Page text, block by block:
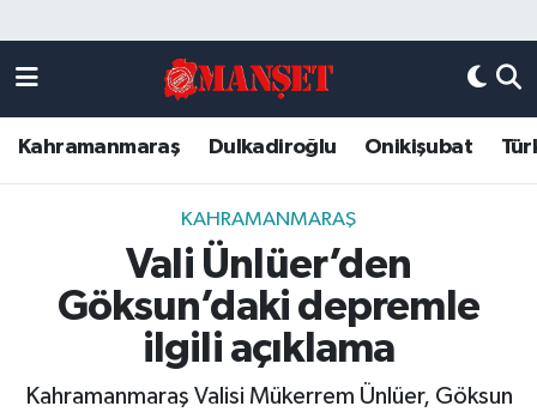
Kahramanmaraş Dulkadiroğlu Onikişubat
KAHRAMANMARAŞ
Vali Ünlüer’den
Göksun’daki depremle
ilgili açıklama
Kahramanmaraş Valisi Mükerrem Ünlüer, Göksun
DULKADİROĞLU
KAHRAMANMARAŞ
ONİKİŞUBAT
ÖZEL HABER
Künye
Kahramanmaraş Nöbetçi Eczaneler
Kahramanmaraş Hava Durumu
Kahramanmaraş Trafik Yoğunluk Haritası
Süper Lig Puan Durumu ve Fikstür
Tüm Manşetler
Son Dakika Haberleri